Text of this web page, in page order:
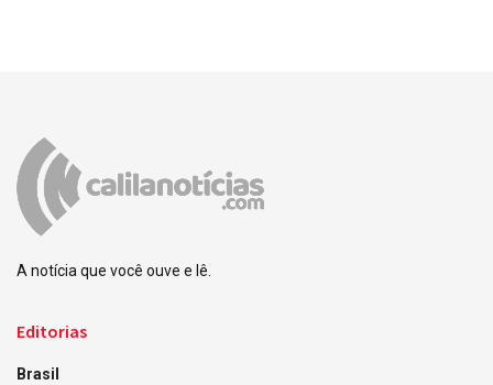
A notícia que você ouve e lê.
Editorias
Brasil